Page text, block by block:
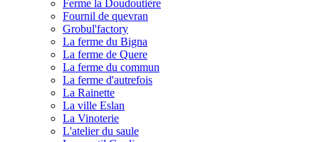
Ferme la Doudoutière
Fournil de quevran
Grobul'factory
La ferme du Bigna
La ferme de Quere
La ferme du commun
La ferme d'autrefois
La Rainette
La ville Eslan
La Vinoterie
L'atelier du saule